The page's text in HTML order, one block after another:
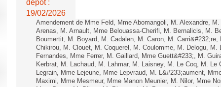
dépôt :
19/02/2026
Amendement de Mme Feld, Mme Abomangoli, M. Alexandre,
Arenas, M. Arnault, Mme Belouassa-Cherifi, M. Bernalicis, M.
Boumertit, M. Boyard, M. Cadalen, M. Caron, M.
Chikirou, M. Clouet, M. Coquerel, M. Coulomme, M. Delogu, M.
Fernandes, Mme Ferrer, M. Gaillard, Mme Guett&#233;, M.
Kerbrat, M. Lachaud, M. Lahmar, M. Laisney, M. Le Coq, M. Le
Legrain, Mme Lejeune, Mme Lepvraud, M. L&#233;aument,
Maximi, Mme Mesmeur, Mme Manon Meunier, M. Nilor, Mme